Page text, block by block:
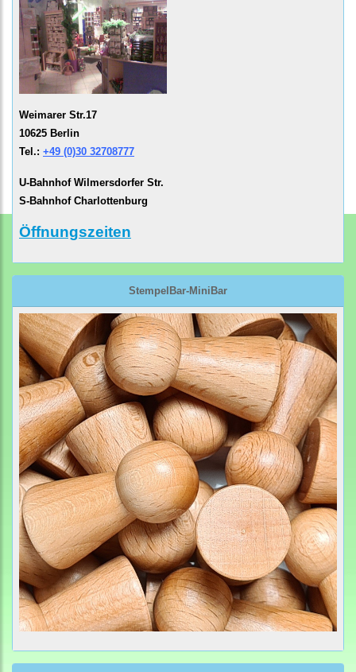
Weimarer Str.17
10625 Berlin
Tel.: +49 (0)30 32708777
U-Bahnhof Wilmersdorfer Str.
S-Bahnhof Charlottenburg
Öffnungszeiten
StempelBar-MiniBar